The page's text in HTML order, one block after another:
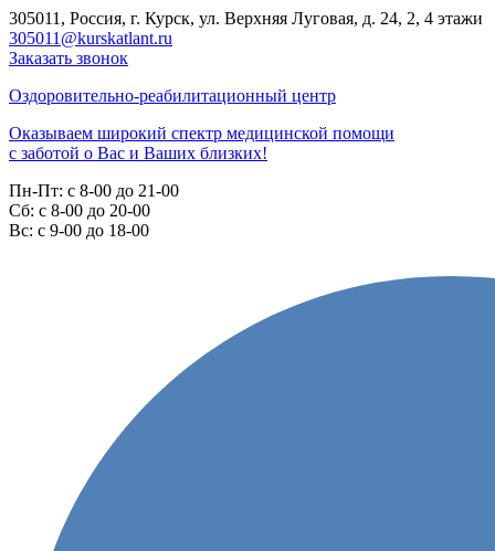
305011, Россия, г. Курск, ул. Верхняя Луговая, д. 24, 2, 4 этажи
305011@kurskatlant.ru
Заказать звонок
Оздоровительно-реабилитационный центр
Оказываем широкий спектр медицинской помощи
с заботой о Вас и Ваших близких!
Пн-Пт: с 8-00 до 21-00
Cб: с 8-00 до 20-00
Вс: с 9-00 до 18-00